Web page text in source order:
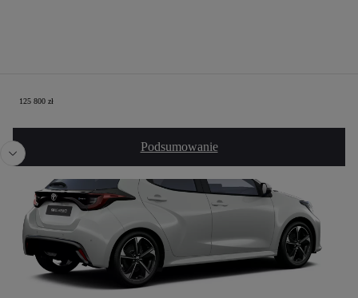
125 800 zł
Podsumowanie
Twoja konfiguracja
Poprzedni